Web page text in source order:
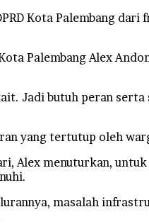
Kota Palembang
Palembang Alex
Jadi butuh peran
yang tertutup oleh
Alex menuturkan,
masalah